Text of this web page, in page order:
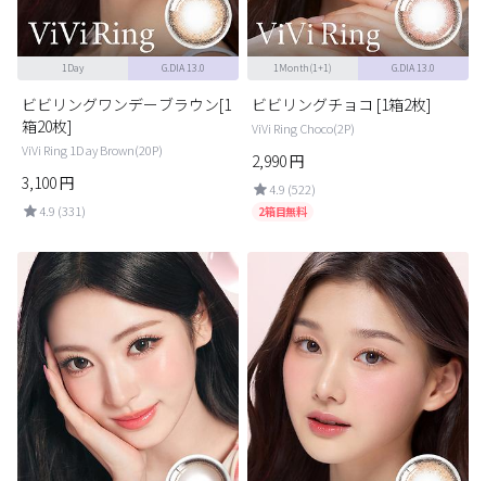
1Day G.DIA 13.0
ビビリングワンデーブラウン[1
箱20枚]
ViVi Ring 1Day Brown(20P)
3,100円
4.9 (331)
1Month(1+1) G.DIA 13.0
ビビリングチョコ [1箱2枚]
ViVi Ring Choco(2P)
2,990円
4.9 (522)
2箱目無料